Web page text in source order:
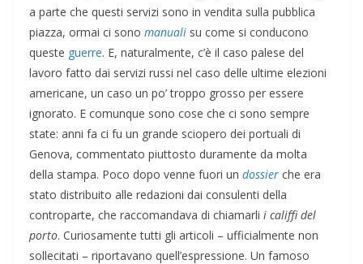
a parte che questi servizi sono in vendita sulla pubblica
piazza, ormai ci sono manuali su come si conducono
queste guerre. E, naturalmente, c’è il caso palese del
lavoro fatto dai servizi russi nel caso delle ultime elezioni
americane, un caso un po’ troppo grosso per essere
ignorato. E comunque sono cose che ci sono sempre
state: anni fa ci fu un grande sciopero dei portuali di
Genova, commentato piuttosto duramente da molta
della stampa. Poco dopo venne fuori un dossier che era
stato distribuito alle redazioni dai consulenti della
controparte, che raccomandava di chiamarli i califfi del
porto. Curiosamente tutti gli articoli – ufficialmente non
sollecitati – riportavano quell’espressione. Un famoso